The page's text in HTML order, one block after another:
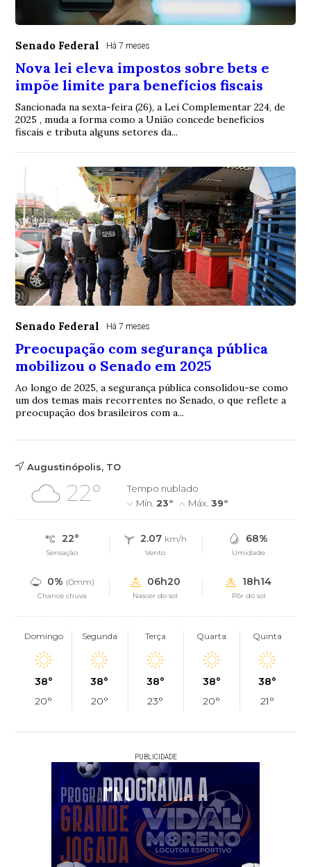
Senado Federal Há 7 meses
Nova lei eleva impostos sobre bets e
impõe limite para benefícios fiscais
Sancionada na sexta-feira (26), a Lei Complementar 224, de
2025 , muda a forma como a União concede benefícios
fiscais e tributa alguns setores da...
Senado Federal Há 7 meses
Preocupação com segurança pública
mobilizou o Senado em 2025
Ao longo de 2025, a segurança pública consolidou-se como
um dos temas mais recorrentes no Senado, o que reflete a
preocupação dos brasileiros com a...
Augustinópolis, TO
22°
Tempo nublado
Mín.23° Máx.39°
22°
Sensação
2.07 km/h
Vento
68%
Umidade
0% (0mm)
Chance chuva
06h20
Nascer do sol
18h14
Pôr do sol
Domingo
38°
20°
Segunda
38°
20°
Terça
38°
23°
Quarta
38°
20°
Quinta
38°
21°
PUBLICIDADE